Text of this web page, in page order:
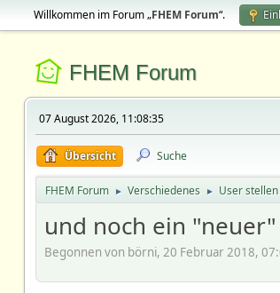
Willkommen im Forum „FHEM Forum“.
FHEM Forum
07 August 2026, 11:08:35
Übersicht Suche
FHEM Forum ► Verschiedenes ► User
und noch ein
Begonnen von börni, 20 Februar 2018,